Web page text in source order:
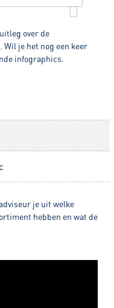
over de
je het nog een keer
infographics.
je uit welke
hebben en wat de